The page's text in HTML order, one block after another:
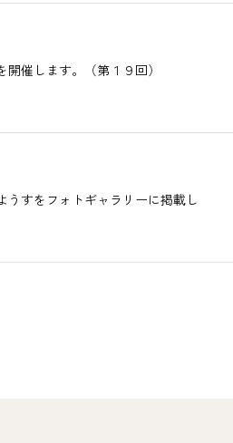
催します。（第１９回）
うすをフォトギャラリーに掲載し